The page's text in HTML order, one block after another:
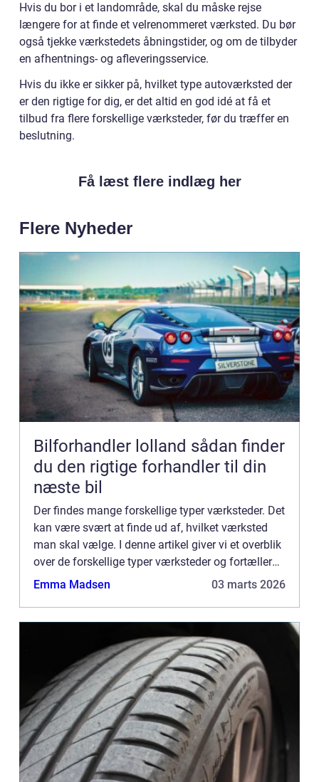
Hvis du bor i et landområde, skal du måske rejse
længere for at finde et velrenommeret værksted. Du bør
også tjekke værkstedets åbningstider, og om de tilbyder
en afhentnings- og afleveringsservice.
Hvis du ikke er sikker på, hvilket type autoværksted der
er den rigtige for dig, er det altid en god idé at få et
tilbud fra flere forskellige værksteder, før du træffer en
beslutning.
Få læst flere indlæg her
Flere Nyheder
Bilforhandler lolland sådan finder
du den rigtige forhandler til din
næste bil
Der findes mange forskellige typer værksteder. Det
kan være svært at finde ud af, hvilket værksted
man skal vælge. I denne artikel giver vi et overblik
over de forskellige typer værksteder og fortæller
lidt om, hvad der er forskel på dem. Vi kommer o...
Emma Madsen 03 marts 2026